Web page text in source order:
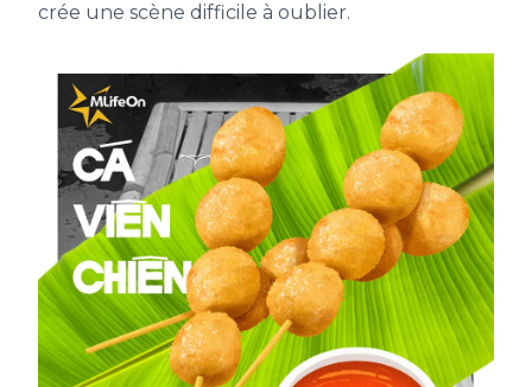
crée une scène difficile à oublier.